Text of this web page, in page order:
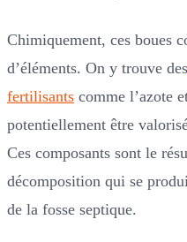
Chimiquement, ces boues
d’éléments. On y trouve des
fertilisants comme l’azote
potentiellement être
Ces composants sont le
décomposition qui se
de la fosse septique.